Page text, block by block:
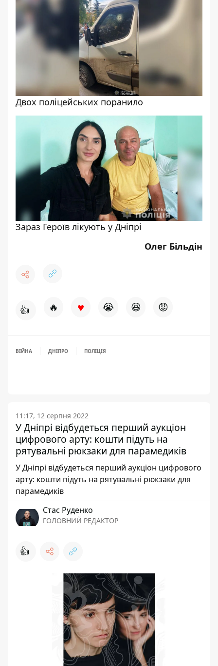
Двох поліцейських поранило
Зараз Героїв лікують у Дніпрі
Олег Більдін
👍 🔥 ♥ 😭 😆 😡
ВІЙНА ДНІПРО ПОЛІЦІЯ
11:17, 12 серпня 2022
У Дніпрі відбудеться перший аукціон
цифрового арту: кошти підуть на
рятувальні рюкзаки для парамедиків
У Дніпрі відбудеться перший аукціон цифрового
арту: кошти підуть на рятувальні рюкзаки для
парамедиків
Стас Руденко
ГОЛОВНИЙ РЕДАКТОР
👍